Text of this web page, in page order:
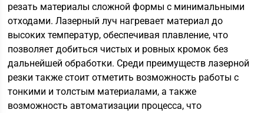
резать материалы сложной формы с минимальными
отходами. Лазерный луч нагревает материал до
высоких температур, обеспечивая плавление, что
позволяет добиться чистых и ровных кромок без
дальнейшей обработки. Среди преимуществ лазерной
резки также стоит отметить возможность работы с
тонкими и толстым материалами, а также
возможность автоматизации процесса, что